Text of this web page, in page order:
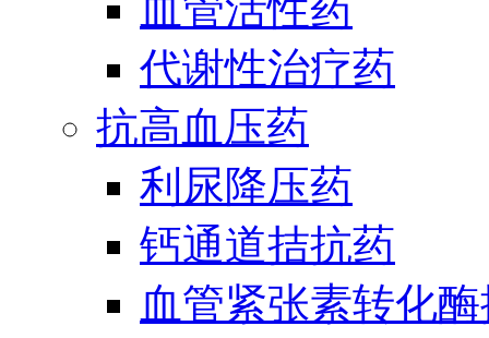
代谢性治疗药
抗高血压药
利尿降压药
钙通道拮抗药
血管紧张素转化